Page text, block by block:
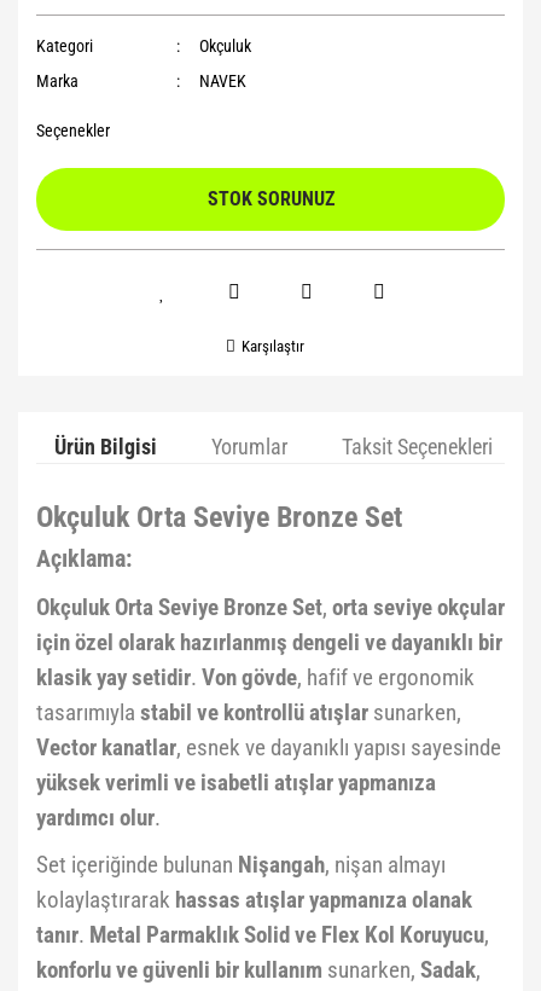
Kategori
Okçuluk
Marka
NAVEK
Seçenekler
STOK SORUNUZ
Karşılaştır
Ürün Bilgisi Yorumlar Taksit Seçenekleri
Okçuluk Orta Seviye Bronze Set
Açıklama:
Okçuluk Orta Seviye Bronze Set, orta seviye okçular
için özel olarak hazırlanmış dengeli ve dayanıklı bir
klasik yay setidir. Von gövde, hafif ve ergonomik
tasarımıyla stabil ve kontrollü atışlar sunarken,
Vector kanatlar, esnek ve dayanıklı yapısı sayesinde
yüksek verimli ve isabetli atışlar yapmanıza
yardımcı olur.
Set içeriğinde bulunan Nişangah, nişan almayı
kolaylaştırarak hassas atışlar yapmanıza olanak
tanır. Metal Parmaklık Solid ve Flex Kol Koruyucu,
konforlu ve güvenli bir kullanım sunarken, Sadak,